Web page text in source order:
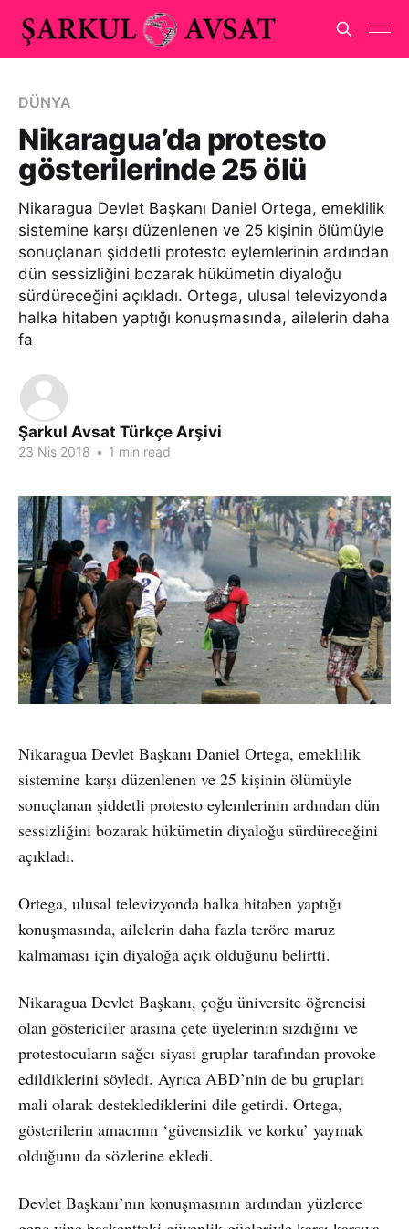
DÜNYA
Nikaragua’da protesto
gösterilerinde 25 ölü
Nikaragua Devlet Başkanı Daniel Ortega, emeklilik
sistemine karşı düzenlenen ve 25 kişinin ölümüyle
sonuçlanan şiddetli protesto eylemlerinin ardından
dün sessizliğini bozarak hükümetin diyaloğu
sürdüreceğini açıkladı. Ortega, ulusal televizyonda
halka hitaben yaptığı konuşmasında, ailelerin daha
fa
Şarkul Avsat Türkçe Arşivi
23 Nis 2018 • 1 min read
Nikaragua Devlet Başkanı Daniel Ortega, emeklilik
sistemine karşı düzenlenen ve 25 kişinin ölümüyle
sonuçlanan şiddetli protesto eylemlerinin ardından dün
sessizliğini bozarak hükümetin diyaloğu sürdüreceğini
açıkladı.
Ortega, ulusal televizyonda halka hitaben yaptığı
konuşmasında, ailelerin daha fazla teröre maruz
kalmaması için diyaloğa açık olduğunu belirtti.
Nikaragua Devlet Başkanı, çoğu üniversite öğrencisi
olan göstericiler arasına çete üyelerinin sızdığını ve
protestocuların sağcı siyasi gruplar tarafından provoke
edildiklerini söyledi. Ayrıca ABD’nin de bu grupları
mali olarak desteklediklerini dile getirdi. Ortega,
gösterilerin amacının ‘güvensizlik ve korku’ yaymak
olduğunu da sözlerine ekledi.
Devlet Başkanı’nın konuşmasının ardından yüzlerce